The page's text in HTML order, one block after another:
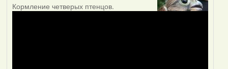
Кормление четверых птенцов.